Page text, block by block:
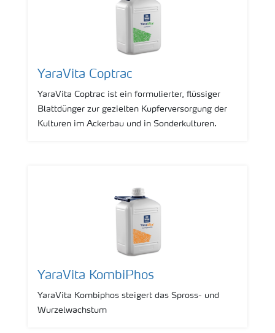
YaraVita Coptrac
YaraVita Coptrac ist ein formulierter, flüssiger
Blattdünger zur gezielten Kupferversorgung der
Kulturen im Ackerbau und in Sonderkulturen.
YaraVita KombiPhos
YaraVita Kombiphos steigert das Spross- und
Wurzelwachstum